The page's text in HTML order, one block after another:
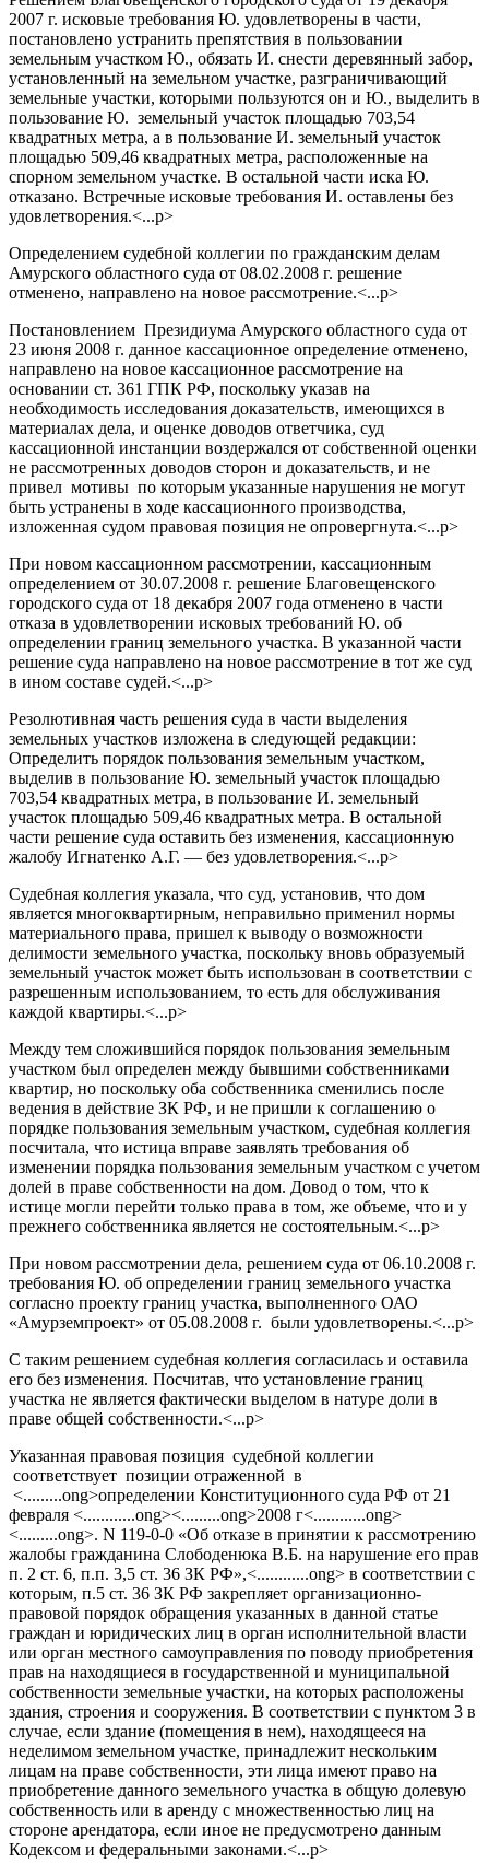
2007 г. исковые требования Ю. удовлетворены в части,
постановлено устранить препятствия в пользовании
земельным участком Ю., обязать И. снести деревянный забор,
установленный на земельном участке, разграничивающий
земельные участки, которыми пользуются он и Ю., выделить в
пользование Ю. земельный участок площадью 703,54
квадратных метра, а в пользование И. земельный участок
площадью 509,46 квадратных метра, расположенные на
спорном земельном участке. В остальной части иска Ю.
отказано. Встречные исковые требования И. оставлены без
удовлетворения.<...p>
Определением судебной коллегии по гражданским делам
Амурского областного суда от 08.02.2008 г. решение
отменено, направлено на новое рассмотрение.<...p>
Постановлением Президиума Амурского областного суда от
23 июня 2008 г. данное кассационное определение отменено,
направлено на новое кассационное рассмотрение на
основании ст. 361 ГПК РФ, поскольку указав на
необходимость исследования доказательств, имеющихся в
материалах дела, и оценке доводов ответчика, суд
кассационной инстанции воздержался от собственной оценки
не рассмотренных доводов сторон и доказательств, и не
привел мотивы по которым указанные нарушения не могут
быть устранены в ходе кассационного производства,
изложенная судом правовая позиция не опровергнута.<...p>
При новом кассационном рассмотрении, кассационным
определением от 30.07.2008 г. решение Благовещенского
городского суда от 18 декабря 2007 года отменено в части
отказа в удовлетворении исковых требований Ю. об
определении границ земельного участка. В указанной части
решение суда направлено на новое рассмотрение в тот же суд
в ином составе судей.<...p>
Резолютивная часть решения суда в части выделения
земельных участков изложена в следующей редакции:
Определить порядок пользования земельным участком,
выделив в пользование Ю. земельный участок площадью
703,54 квадратных метра, в пользование И. земельный
участок площадью 509,46 квадратных метра. В остальной
части решение суда оставить без изменения, кассационную
жалобу Игнатенко А.Г. — без удовлетворения.<...p>
Судебная коллегия указала, что суд, установив, что дом
является многоквартирным, неправильно применил нормы
материального права, пришел к выводу о возможности
делимости земельного участка, поскольку вновь образуемый
земельный участок может быть использован в соответствии с
разрешенным использованием, то есть для обслуживания
каждой квартиры.<...p>
Между тем сложившийся порядок пользования земельным
участком был определен между бывшими собственниками
квартир, но поскольку оба собственника сменились после
ведения в действие ЗК РФ, и не пришли к соглашению о
порядке пользования земельным участком, судебная коллегия
посчитала, что истица вправе заявлять требования об
изменении порядка пользования земельным участком с учетом
долей в праве собственности на дом. Довод о том, что к
истице могли перейти только права в том, же объеме, что и у
прежнего собственника является не состоятельным.<...p>
При новом рассмотрении дела, решением суда от 06.10.2008 г.
требования Ю. об определении границ земельного участка
согласно проекту границ участка, выполненного ОАО
«Амурземпроект» от 05.08.2008 г. были удовлетворены.<...p>
С таким решением судебная коллегия согласилась и оставила
его без изменения. Посчитав, что установление границ
участка не является фактически выделом в натуре доли в
праве общей собственности.<...p>
Указанная правовая позиция судебной коллегии
соответствует позиции отраженной в
<.........ong>определении Конституционного суда РФ от 21
февраля <............ong><.........ong>2008 г<............ong>
<.........ong>. N 119-0-0 «Об отказе в принятии к рассмотрению
жалобы гражданина Слободенюка В.Б. на нарушение его прав
п. 2 ст. 6, п.п. 3,5 ст. 36 ЗК РФ»,<............ong> в соответствии с
которым, п.5 ст. 36 ЗК РФ закрепляет организационно-
правовой порядок обращения указанных в данной статье
граждан и юридических лиц в орган исполнительной власти
или орган местного самоуправления по поводу приобретения
прав на находящиеся в государственной и муниципальной
собственности земельные участки, на которых расположены
здания, строения и сооружения. В соответствии с пунктом 3 в
случае, если здание (помещения в нем), находящееся на
неделимом земельном участке, принадлежит нескольким
лицам на праве собственности, эти лица имеют право на
приобретение данного земельного участка в общую долевую
собственность или в аренду с множественностью лиц на
стороне арендатора, если иное не предусмотрено данным
Кодексом и федеральными законами.<...p>